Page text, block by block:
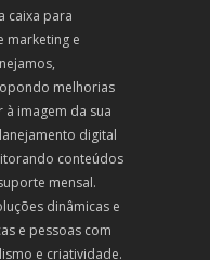
caixa para
marketing e
melhorias
à imagem da sua
digital
conteúdos
mensal.
dinâmicas e
e pessoas com
e criatividade.